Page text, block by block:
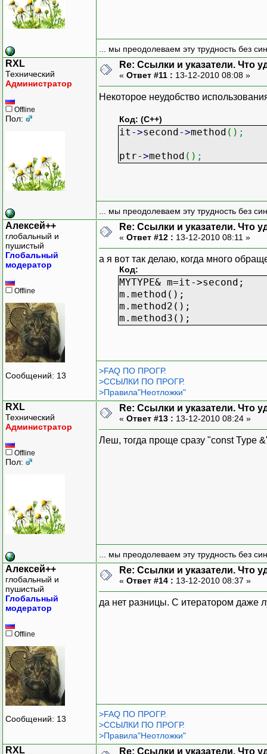
... мы преодолеваем эту трудность без
RXL
Технический
Администратор
Offline
Пол:
Re: Ссылки и указатели. Что
« Ответ #11 : 13-12-2010 08:08 »
Некоторое неудобство
Код: (C++)
it ->second->method ( ) ;
ptr->method ( ) ;
... мы преодолеваем эту трудность без
Алексей++
глобальный и
пушистый
Глобальный
модератор
Offline
Сообщений: 13
Re: Ссылки и указатели. Что
« Ответ #12 : 13-12-2010 08:11 »
а я вот так делаю, когда много
Код:
MYTYPE& m=it->second;
m.method();
m.method2();
m.method3();
>FAQ ПО ПРОГР.
>ССЫЛКИ ПО ПРОГР.
>Правила"Неотложки"
RXL
Технический
Администратор
Offline
Пол:
Re: Ссылки и указатели. Что
« Ответ #13 : 13-12-2010 08:24 »
Леш, тогда проще сразу "const Type
... мы преодолеваем эту трудность без
Алексей++
глобальный и
пушистый
Глобальный
модератор
Offline
Сообщений: 13
Re: Ссылки и указатели. Что
« Ответ #14 : 13-12-2010 08:37 »
да нет разницы. С итератором даже
>FAQ ПО ПРОГР.
>ССЫЛКИ ПО ПРОГР.
>Правила"Неотложки"
RXL Re: Ссылки и указатели. Что